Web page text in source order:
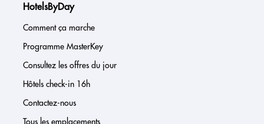
HotelsByDay
Comment ça marche
Programme MasterKey
Consultez les offres du jour
Hôtels check-in 16h
Contactez-nous
Tous les emplacements